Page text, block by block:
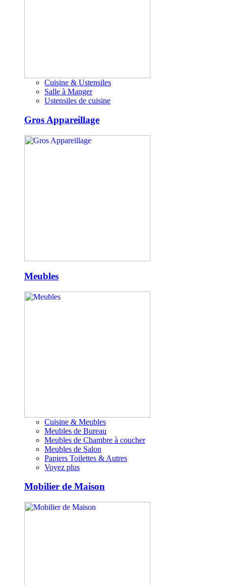
Cuisine & Ustensiles
Salle à Manger
Ustensiles de cuisine
Gros Appareillage
Meubles
Cuisine & Meubles
Meubles de Bureau
Meubles de Chambre à coucher
Meubles de Salon
Papiers Toilettes & Autres
Voyez plus
Mobilier de Maison